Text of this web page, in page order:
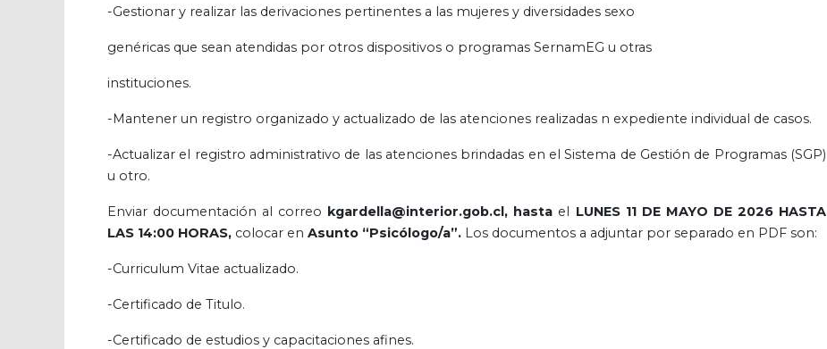
-Gestionar y realizar las derivaciones pertinentes a las mujeres y diversidades sexo
genéricas que sean atendidas por otros dispositivos o programas SernamEG u otras
instituciones.
-Mantener un registro organizado y actualizado de las atenciones realizadas n expediente individual de casos.
-Actualizar el registro administrativo de las atenciones brindadas en el Sistema de Gestión de Programas (SGP)
u otro.
Enviar documentación al correo kgardella@interior.gob.cl, hasta el LUNES 11 DE MAYO DE 2026 HASTA
LAS 14:00 HORAS, colocar en Asunto “Psicólogo/a”. Los documentos a adjuntar por separado en PDF son:
-Curriculum Vitae actualizado.
-Certificado de Titulo.
-Certificado de estudios y capacitaciones afines.